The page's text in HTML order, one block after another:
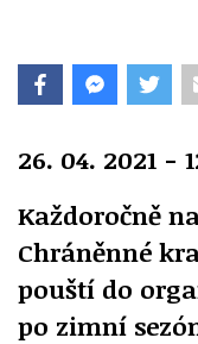
26. 04. 2021 -
Každoročně
Chráněnné
pouští do
po zimní